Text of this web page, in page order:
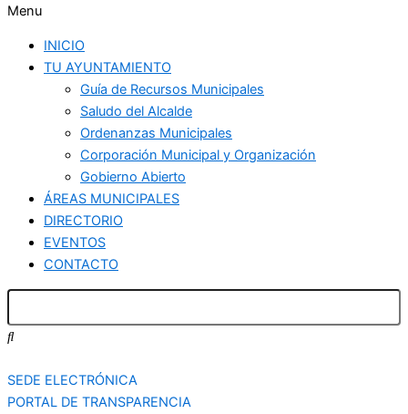
Menu
INICIO
TU AYUNTAMIENTO
Guía de Recursos Municipales
Saludo del Alcalde
Ordenanzas Municipales
Corporación Municipal y Organización
Gobierno Abierto
ÁREAS MUNICIPALES
DIRECTORIO
EVENTOS
CONTACTO
SEDE ELECTRÓNICA
PORTAL DE TRANSPARENCIA